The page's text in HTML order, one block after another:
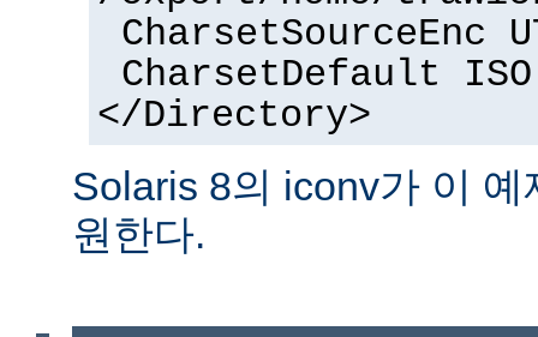
CharsetSourceEnc
CharsetDefault
</Directory>
Solaris 8의 iconv가 이
원한다.